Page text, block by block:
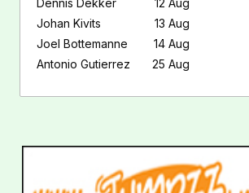
Johan Kivits
13 Aug
Joel Bottemanne
14 Aug
Antonio Gutierrez
25 Aug